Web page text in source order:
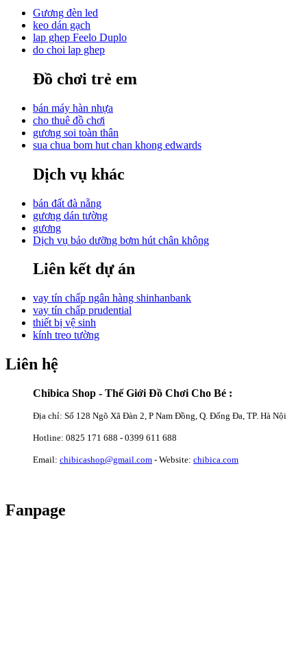
Gương đèn led
keo dán gạch
lap ghep Feelo Duplo
do choi lap ghep
Đồ chơi trẻ em
bán máy hàn nhựa
cho thuê đồ chơi
gương soi toàn thân
sua chua bom hut chan khong edwards
Dịch vụ khác
bán đất đà nẵng
gương dán tường
gương
Dịch vụ bảo dưỡng bơm hút chân không
Liên kết dự án
vay tín chấp ngân hàng shinhanbank
vay tín chấp prudential
thiết bị vệ sinh
kính treo tường
Liên hệ
Chibica Shop - Thế Giới Đồ Chơi Cho Bé :
Địa chỉ: Số 128 Ngõ Xã Đàn 2, P Nam Đồng, Q. Đống Đa, TP. Hà Nội
Hotline: 0825 171 688 - 0399 611 688
Email: chibicashop@gmail.com - Website: chibica.com
Fanpage